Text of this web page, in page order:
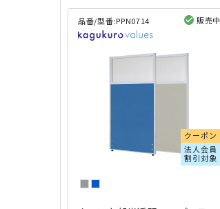
品番/型番:PPN0714
販売中
クーポン
法人会員
割引対象